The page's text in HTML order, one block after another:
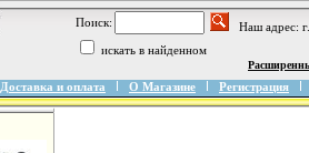
Поиск:
Наш адрес:
искать в найденном
Доставка и оплата О Магазине Регистрация